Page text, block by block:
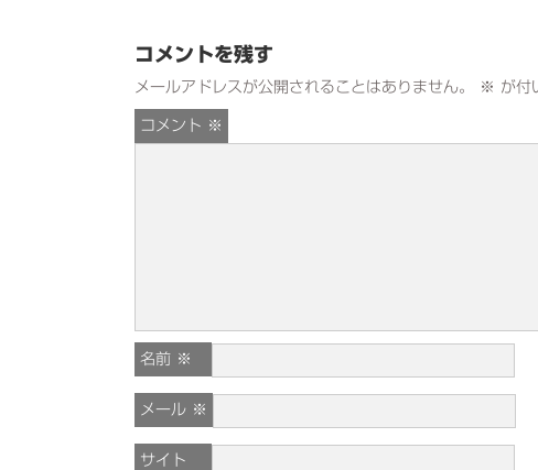
コメントを残す
メールアドレスが公開されることはありません。 ※ が付
コメント ※
名前 ※
メール ※
サイト